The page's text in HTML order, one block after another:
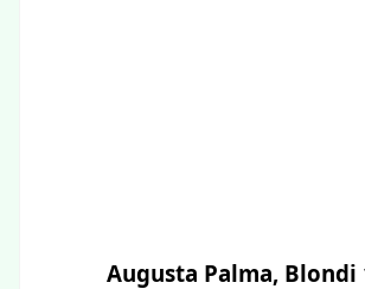
Augusta Palma, Blondi